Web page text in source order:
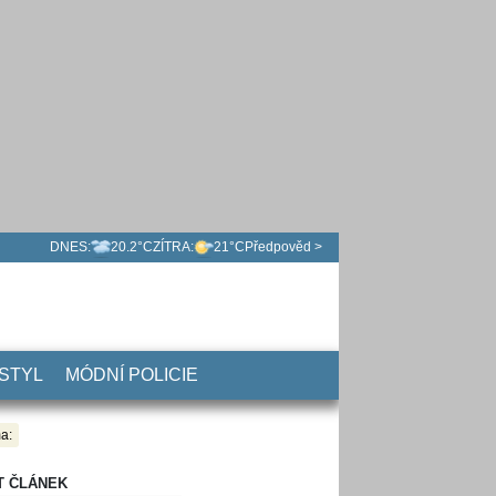
DNES: 20.2°CZÍTRA: 21°C Předpověd >
MÓDNÍ POLICIE
ČLÁNEK